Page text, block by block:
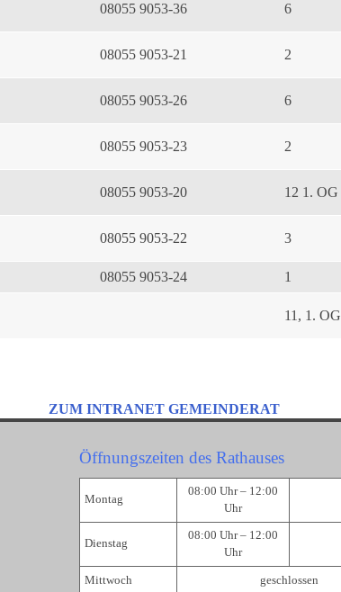
08055 9053-36 6
08055 9053-21 2
08055 9053-26 6
08055 9053-23 2
08055 9053-20 12 1. OG
08055 9053-22 3
08055 9053-24 1
11, 1. OG
ZUM INTRANET GEMEINDERAT
Öffnungszeiten des Rathauses
Montag
08:00 Uhr – 12:00
Uhr
Dienstag
08:00 Uhr – 12:00
Uhr
Mittwoch geschlossen